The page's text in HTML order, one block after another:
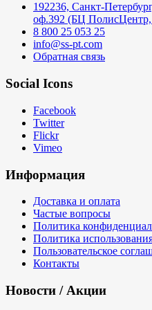
192236, Санкт-
оф.392 (БЦ ПолисЦентр,
8 800 25 053 25
info@ss-pt.com
Обратная связь
Social Icons
Facebook
Twitter
Flickr
Vimeo
Информация
Доставка и оплата
Частые вопросы
Политика
Политика
Пользовательское
Контакты
Новости / Акции